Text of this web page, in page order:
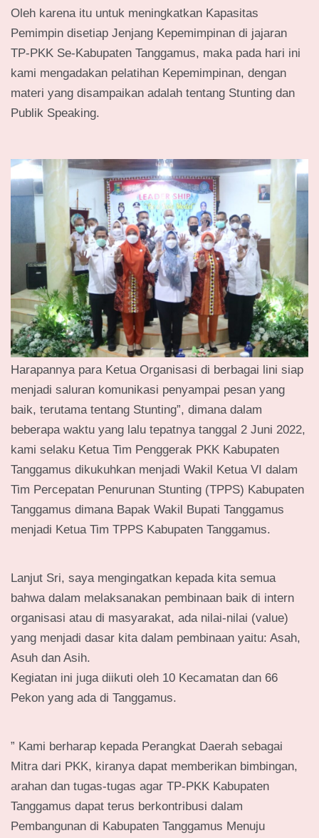
Oleh karena itu untuk meningkatkan Kapasitas
Pemimpin disetiap Jenjang Kepemimpinan di jajaran
TP-PKK Se-Kabupaten Tanggamus, maka pada hari ini
kami mengadakan pelatihan Kepemimpinan, dengan
materi yang disampaikan adalah tentang Stunting dan
Publik Speaking.
Harapannya para Ketua Organisasi di berbagai lini siap
menjadi saluran komunikasi penyampai pesan yang
baik, terutama tentang Stunting”, dimana dalam
beberapa waktu yang lalu tepatnya tanggal 2 Juni 2022,
kami selaku Ketua Tim Penggerak PKK Kabupaten
Tanggamus dikukuhkan menjadi Wakil Ketua VI dalam
Tim Percepatan Penurunan Stunting (TPPS) Kabupaten
Tanggamus dimana Bapak Wakil Bupati Tanggamus
menjadi Ketua Tim TPPS Kabupaten Tanggamus.
Lanjut Sri, saya mengingatkan kepada kita semua
bahwa dalam melaksanakan pembinaan baik di intern
organisasi atau di masyarakat, ada nilai-nilai (value)
yang menjadi dasar kita dalam pembinaan yaitu: Asah,
Asuh dan Asih.
Kegiatan ini juga diikuti oleh 10 Kecamatan dan 66
Pekon yang ada di Tanggamus.
” Kami berharap kepada Perangkat Daerah sebagai
Mitra dari PKK, kiranya dapat memberikan bimbingan,
arahan dan tugas-tugas agar TP-PKK Kabupaten
Tanggamus dapat terus berkontribusi dalam
Pembangunan di Kabupaten Tanggamus Menuju